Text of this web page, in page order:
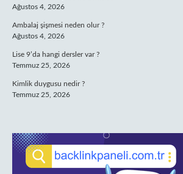
Ağustos 4, 2026
Ambalaj şişmesi neden olur ?
Ağustos 4, 2026
Lise 9’da hangi dersler var ?
Temmuz 25, 2026
Kimlik duygusu nedir ?
Temmuz 25, 2026